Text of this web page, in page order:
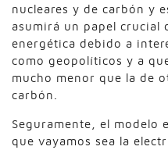
nucleares y de carbón y
asumirá un papel crucial
energética debido a
como geopolíticos y a
mucho menor que la de
carbón.
Seguramente, el modelo
que vayamos sea la